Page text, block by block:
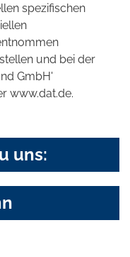
spezifischen
und bei der
GmbH'
www.dat.de.
uns: